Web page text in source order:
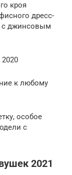
кроя
дресс-
с джинсовым
к любому
особое
с
2021